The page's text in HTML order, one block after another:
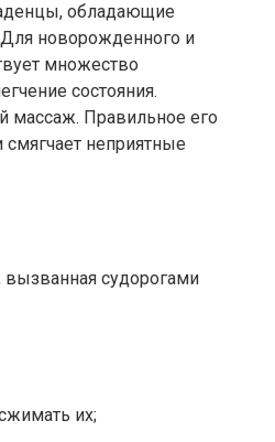
обладающие
новорожденного и
множество
состояния.
массаж. Правильное его
неприятные
судорогами
их;